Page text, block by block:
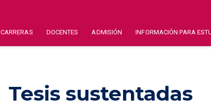
CARRERAS DOCENTES ADMISIÓN INFORMACIÓN PARA
Tesis sustentadas